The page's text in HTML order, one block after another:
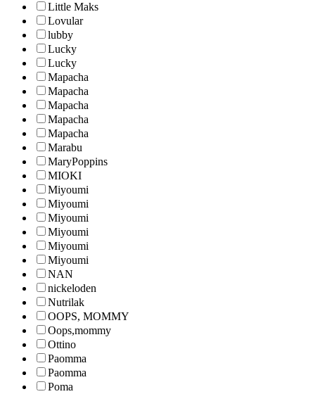
Little Maks
Lovular
lubby
Lucky
Lucky
Mapacha
Mapacha
Mapacha
Mapacha
Mapacha
Marabu
MaryPoppins
MIOKI
Miyoumi
Miyoumi
Miyoumi
Miyoumi
Miyoumi
Miyoumi
NAN
nickeloden
Nutrilak
OOPS, MOMMY
Oops,mommy
Ottino
Paomma
Paomma
Poma